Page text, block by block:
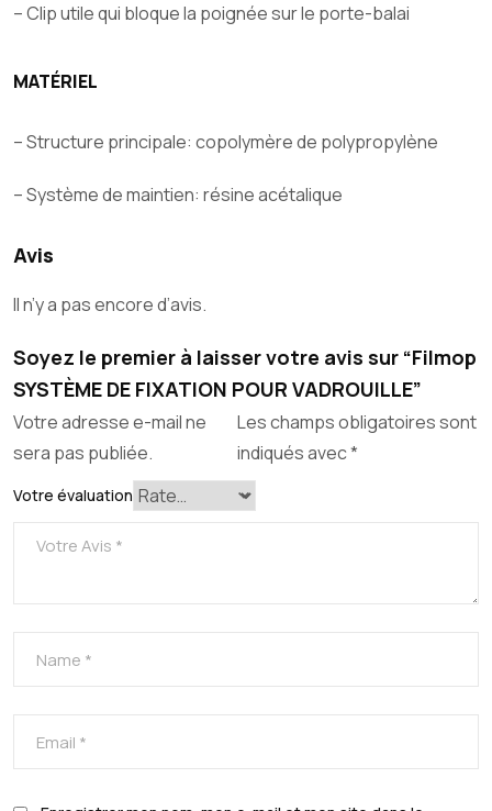
– Clip utile qui bloque la poignée sur le porte-balai
MATÉRIEL
– Structure principale: copolymère de polypropylène
– Système de maintien: résine acétalique
Avis
Il n’y a pas encore d’avis.
Soyez le premier à laisser votre avis sur “Filmop
SYSTÈME DE FIXATION POUR VADROUILLE”
Votre adresse e-mail ne
sera pas publiée.
Les champs obligatoires sont
indiqués avec*
Votre évaluation